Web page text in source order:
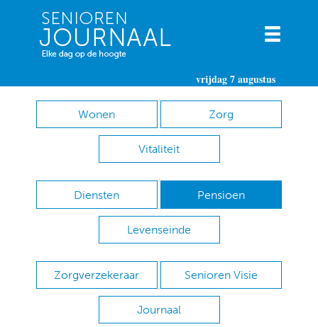
vrijdag 7 augustus
Wonen Zorg
Vitaliteit
Diensten Pensioen
Levenseinde
Zorgverzekeraar Senioren Visie
Journaal